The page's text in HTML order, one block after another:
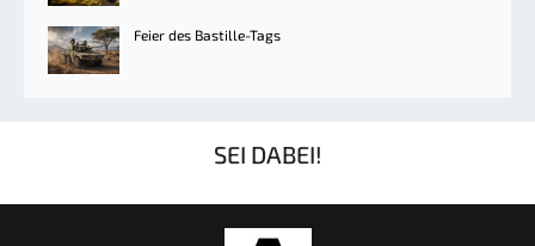
Feier des Bastille-Tags
SEI DABEI!